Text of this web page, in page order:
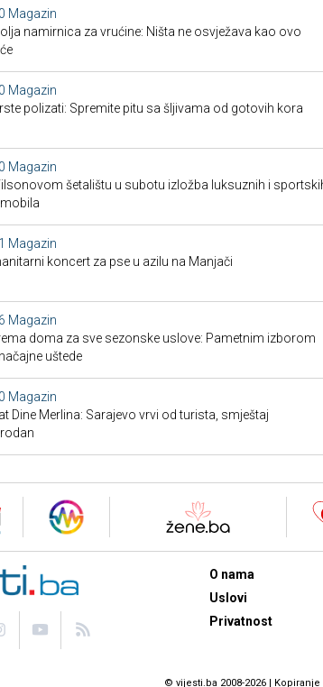
Magazin
namirnica za vrućine: Ništa ne osvježava kao ovo
Magazin
polizati: Spremite pitu sa šljivama od gotovih kora
Magazin
šetalištu u subotu izložba luksuznih i
Magazin
koncert za pse u azilu na Manjači
Magazin
doma za sve sezonske uslove: Pametnim izborom
uštede
Magazin
Dine Merlina: Sarajevo vrvi od turista, smještaj
O nama
Uslovi
Privatnost
© vijesti.ba 2008-2026 |